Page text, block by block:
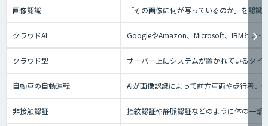
画像認識 「その画像に何が写っているのか」を認
クラウドAI GoogleやAmazon、Microsoft、IBMといっ
クラウド型 サーバー上にシステムが置かれているタ
自動車の自動運転 AIが画像認識によって前方車両や歩行者、
非接触認証 指紋認証や静脈認証などのように体の一部